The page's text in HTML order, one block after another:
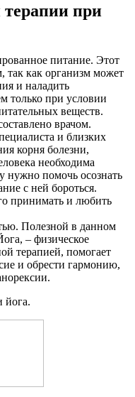
при
питание. Этот
так как организм может
и наладить
только при условии
веществ.
врачом.
и близких
корня болезни,
необходима
нужно помочь осознать
с ней бороться.
принимать и любить
Полезной в данном
– физическое
терапией, помогает
и обрести гармонию,